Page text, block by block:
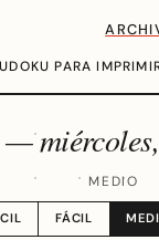
PARA
—
MEDIO
FÁCIL